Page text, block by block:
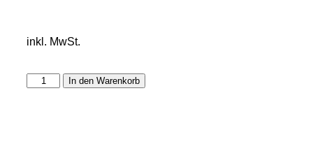
inkl. MwSt.
In den Warenkorb